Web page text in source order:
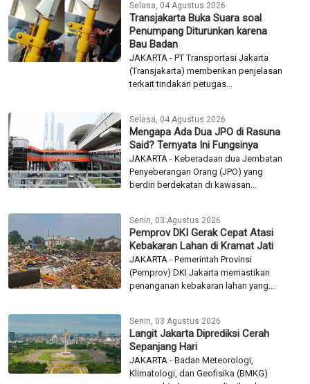
Selasa, 04 Agustus 2026
Transjakarta Buka Suara soal
Penumpang Diturunkan karena
Bau Badan
JAKARTA - PT Transportasi Jakarta
(Transjakarta) memberikan penjelasan
terkait tindakan petugas...
Selasa, 04 Agustus 2026
Mengapa Ada Dua JPO di Rasuna
Said? Ternyata Ini Fungsinya
JAKARTA - Keberadaan dua Jembatan
Penyeberangan Orang (JPO) yang
berdiri berdekatan di kawasan...
Senin, 03 Agustus 2026
Pemprov DKI Gerak Cepat Atasi
Kebakaran Lahan di Kramat Jati
JAKARTA - Pemerintah Provinsi
(Pemprov) DKI Jakarta memastikan
penanganan kebakaran lahan yang...
Senin, 03 Agustus 2026
Langit Jakarta Diprediksi Cerah
Sepanjang Hari
JAKARTA - Badan Meteorologi,
Klimatologi, dan Geofisika (BMKG)